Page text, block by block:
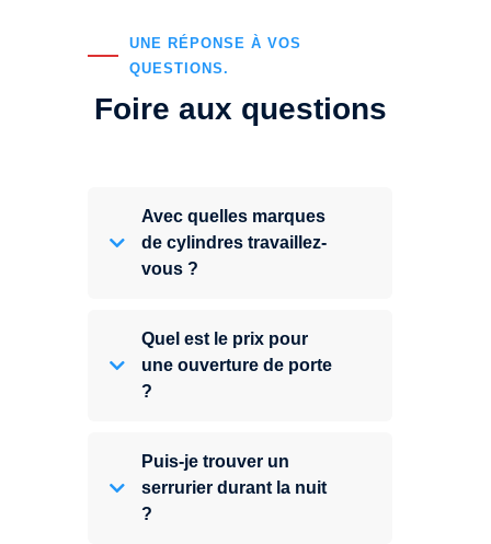
UNE RÉPONSE À VOS
QUESTIONS.
Foire aux questions
Avec quelles marques
de cylindres travaillez-
vous ?
Quel est le prix pour
une ouverture de porte
?
Puis-je trouver un
serrurier durant la nuit
?